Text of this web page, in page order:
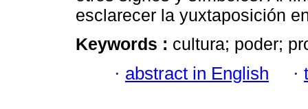
esclarecer la yuxtaposición
Keywords : cultura; poder;
· abstract in English ·